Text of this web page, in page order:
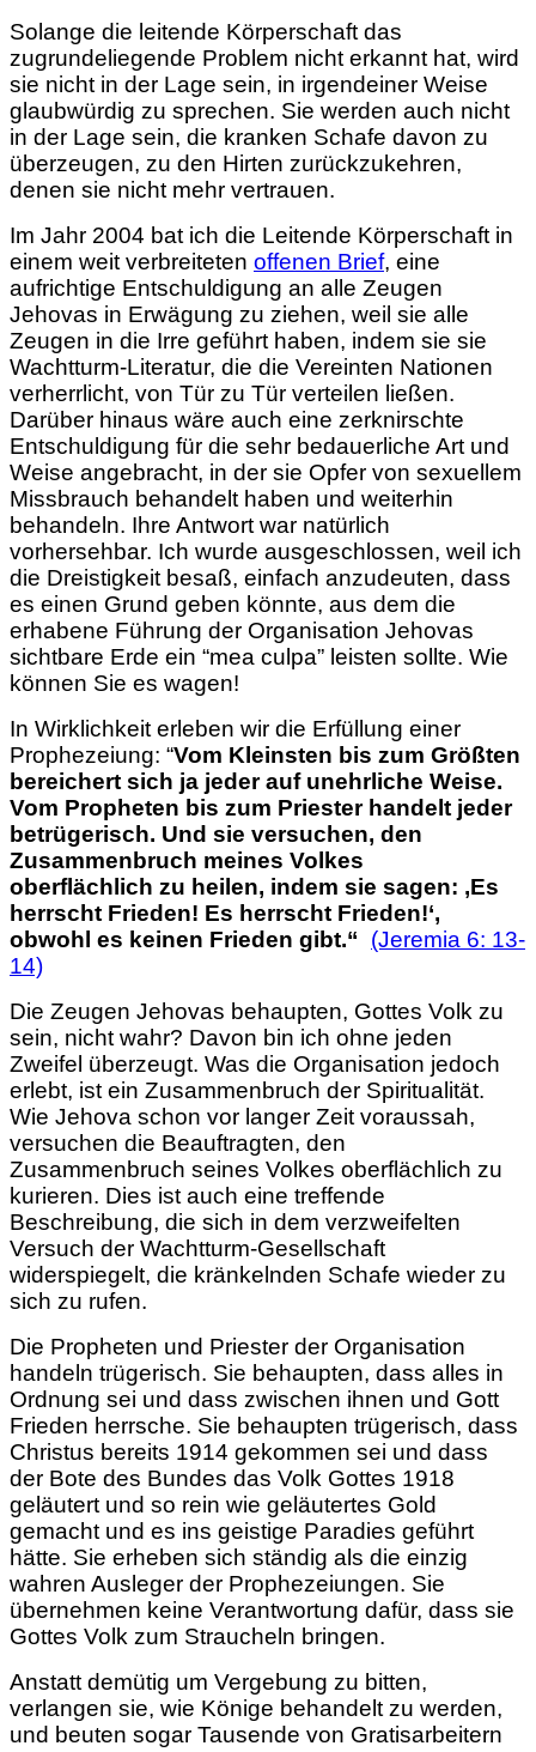
Solange die leitende Körperschaft das
zugrundeliegende Problem nicht erkannt hat, wird
sie nicht in der Lage sein, in irgendeiner Weise
glaubwürdig zu sprechen. Sie werden auch nicht
in der Lage sein, die kranken Schafe davon zu
überzeugen, zu den Hirten zurückzukehren,
denen sie nicht mehr vertrauen.
Im Jahr 2004 bat ich die Leitende Körperschaft in
einem weit verbreiteten offenen Brief, eine
aufrichtige Entschuldigung an alle Zeugen
Jehovas in Erwägung zu ziehen, weil sie alle
Zeugen in die Irre geführt haben, indem sie sie
Wachtturm-Literatur, die die Vereinten Nationen
verherrlicht, von Tür zu Tür verteilen ließen.
Darüber hinaus wäre auch eine zerknirschte
Entschuldigung für die sehr bedauerliche Art und
Weise angebracht, in der sie Opfer von sexuellem
Missbrauch behandelt haben und weiterhin
behandeln. Ihre Antwort war natürlich
vorhersehbar. Ich wurde ausgeschlossen, weil ich
die Dreistigkeit besaß, einfach anzudeuten, dass
es einen Grund geben könnte, aus dem die
erhabene Führung der Organisation Jehovas
sichtbare Erde ein “mea culpa” leisten sollte. Wie
können Sie es wagen!
In Wirklichkeit erleben wir die Erfüllung einer
Prophezeiung: “Vom Kleinsten bis zum Größten
bereichert sich ja jeder auf unehrliche Weise.
Vom Propheten bis zum Priester handelt jeder
betrügerisch. Und sie versuchen, den
Zusammenbruch meines Volkes
oberflächlich zu heilen, indem sie sagen: ‚Es
herrscht Frieden! Es herrscht Frieden!‘,
obwohl es keinen Frieden gibt.“
(Jeremia 6: 13-
14)
Die Zeugen Jehovas behaupten, Gottes Volk zu
sein, nicht wahr? Davon bin ich ohne jeden
Zweifel überzeugt. Was die Organisation jedoch
erlebt, ist ein Zusammenbruch der Spiritualität.
Wie Jehova schon vor langer Zeit voraussah,
versuchen die Beauftragten, den
Zusammenbruch seines Volkes oberflächlich zu
kurieren. Dies ist auch eine treffende
Beschreibung, die sich in dem verzweifelten
Versuch der Wachtturm-Gesellschaft
widerspiegelt, die kränkelnden Schafe wieder zu
sich zu rufen.
Die Propheten und Priester der Organisation
handeln trügerisch. Sie behaupten, dass alles in
Ordnung sei und dass zwischen ihnen und Gott
Frieden herrsche. Sie behaupten trügerisch, dass
Christus bereits 1914 gekommen sei und dass
der Bote des Bundes das Volk Gottes 1918
geläutert und so rein wie geläutertes Gold
gemacht und es ins geistige Paradies geführt
hätte. Sie erheben sich ständig als die einzig
wahren Ausleger der Prophezeiungen. Sie
übernehmen keine Verantwortung dafür, dass sie
Gottes Volk zum Straucheln bringen.
Anstatt demütig um Vergebung zu bitten,
verlangen sie, wie Könige behandelt zu werden,
und beuten sogar Tausende von Gratisarbeitern